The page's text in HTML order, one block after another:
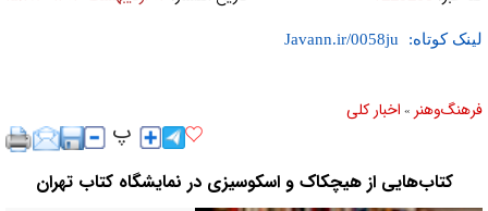
لینک کوتاه:
فرهنگ‌و‌هنر » اخبار كلی
کتاب‌هایی از هیچکاک و اسکوسیزی در نمایشگاه کتاب تهران